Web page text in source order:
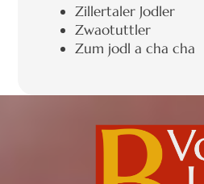
Zillertaler Jodler
Zwaotuttler
Zum jodl a cha cha